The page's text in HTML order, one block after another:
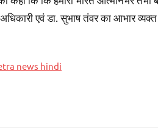
एवं डा. सुभाष तंवर का आभार
news hindi